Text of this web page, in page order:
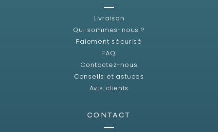
Livraison
Qui sommes-nous ?
Paiement sécurisé
FAQ
Contactez-nous
Conseils et astuces
Avis clients
CONTACT